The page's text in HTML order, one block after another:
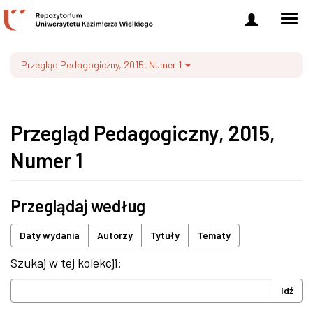
Zaloguj
się
Przegląd Pedagogiczny, 2015, Numer 1
Przegląd Pedagogiczny, 2015,
Numer 1
Przeglądaj według
Daty wydania Autorzy Tytuły Tematy
Szukaj w tej kolekcji:
Idź